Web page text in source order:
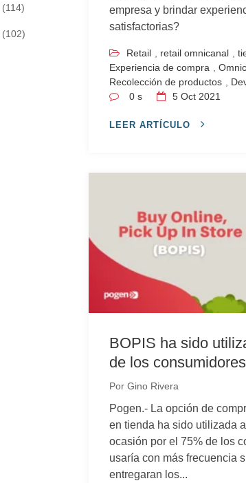
empresa y brindar
satisfactorias?
Retail retail omnicanal
Experiencia de compra
Recolección de productos
0 s
5 Oct 2021
LEER ARTÍCULO
BOPIS ha sido
de los consumidores
Por Gino Rivera
Pogen.- La opción de
en tienda ha sido utilizada
ocasión por el 75% de los
usaría con más frecuencia
entregaran los...
(114)
(102)